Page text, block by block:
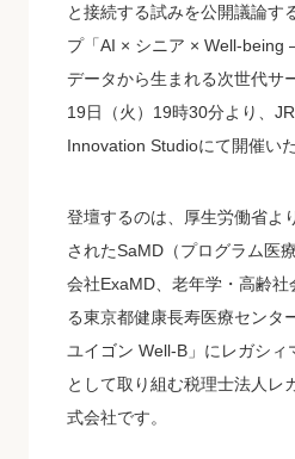
と接続する試みを公開議論す
プ「AI × シニア × Well-being
データから生まれる次世代サ
19日（火）19時30分より、
Innovation Studioにて開催い
登壇するのは、厚生労働省よ
されたSaMD（プログラム医
会社ExaMD、老年学・高齢
る東京都健康長寿医療センタ
ユイゴン Well-B」にレガシ
として取り組む税理士法人レ
式会社です。